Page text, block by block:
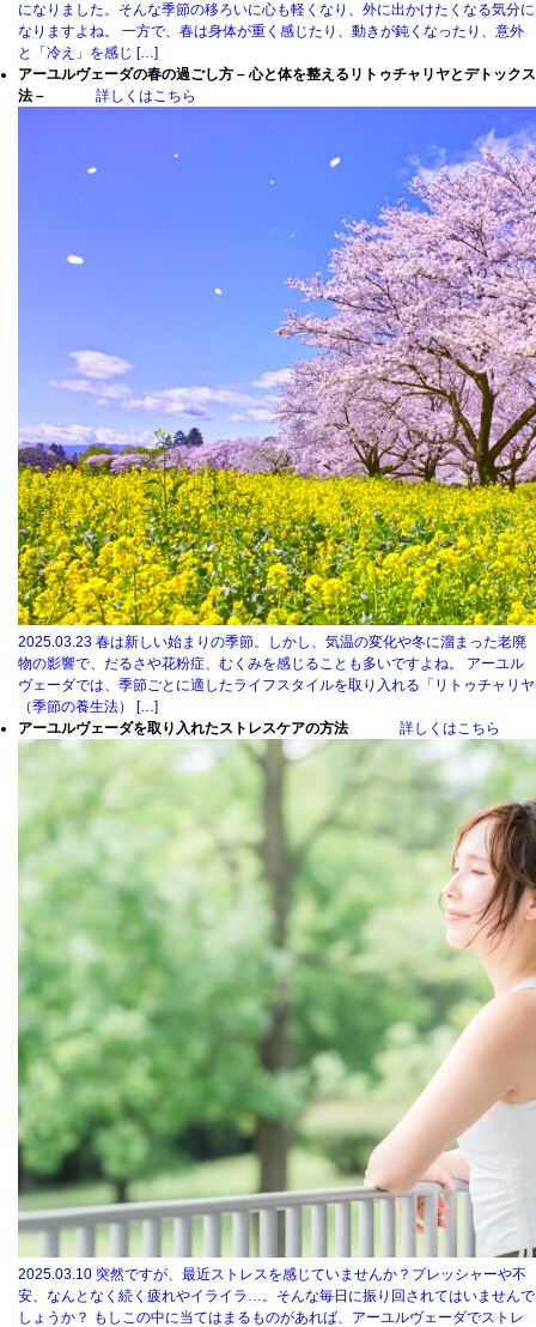
になりました。そんな季節の移ろいに心も軽くなり、外に出かけたくなる気分に
なりますよね。 一方で、春は身体が重く感じたり、動きが鈍くなったり、意外
と「冷え」を感じ […]
アーユルヴェーダの春の過ごし方 – 心と体を整えるリトゥチャリヤとデトックス
法 –
詳しくはこちら
2025.03.23 春は新しい始まりの季節。しかし、気温の変化や冬に溜まった老廃
物の影響で、だるさや花粉症、むくみを感じることも多いですよね。 アーユル
ヴェーダでは、季節ごとに適したライフスタイルを取り入れる「リトゥチャリヤ
（季節の養生法） […]
アーユルヴェーダを取り入れたストレスケアの方法
詳しくはこちら
2025.03.10 突然ですが、最近ストレスを感じていませんか？プレッシャーや不
安、なんとなく続く疲れやイライラ…。そんな毎日に振り回されてはいませんで
しょうか？ もしこの中に当てはまるものがあれば、アーユルヴェーダでストレ